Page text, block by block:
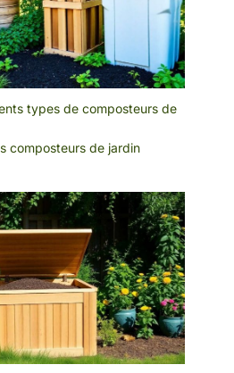
types de composteurs de
composteurs de jardin